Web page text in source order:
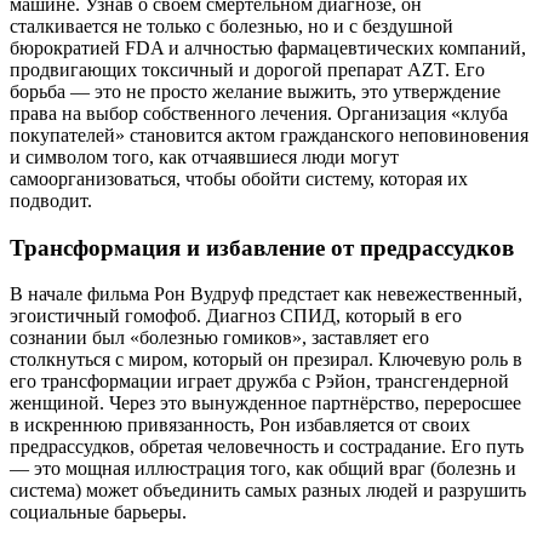
сталкивается не только с болезнью, но и с бездушной
бюрократией FDA и алчностью фармацевтических компаний,
продвигающих токсичный и дорогой препарат AZT. Его
борьба — это не просто желание выжить, это утверждение
права на выбор собственного лечения. Организация «клуба
покупателей» становится актом гражданского неповиновения
и символом того, как отчаявшиеся люди могут
самоорганизоваться, чтобы обойти систему, которая их
подводит.
Трансформация и избавление от предрассудков
В начале фильма Рон Вудруф предстает как невежественный,
эгоистичный гомофоб. Диагноз СПИД, который в его
сознании был «болезнью гомиков», заставляет его
столкнуться с миром, который он презирал. Ключевую роль в
его трансформации играет дружба с Рэйон, трансгендерной
женщиной. Через это вынужденное партнёрство, переросшее
в искреннюю привязанность, Рон избавляется от своих
предрассудков, обретая человечность и сострадание. Его путь
— это мощная иллюстрация того, как общий враг (болезнь и
система) может объединить самых разных людей и разрушить
социальные барьеры.